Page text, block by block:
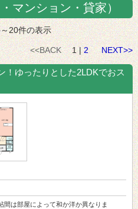
マンション・貸家）
20件の表示
<<BACK1 |2 NEXT>>
！ゆったりとした2LDKでおス
間は部屋によって和か洋か異なりま